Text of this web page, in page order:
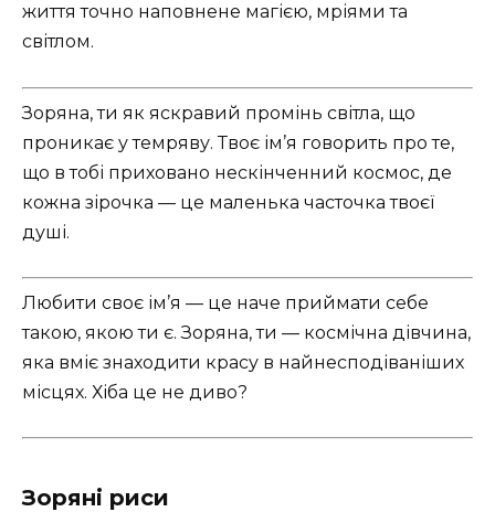
життя точно наповнене магією, мріями та
світлом.
Зоряна, ти як яскравий промінь світла, що
проникає у темряву. Твоє ім’я говорить про те,
що в тобі приховано нескінченний космос, де
кожна зірочка — це маленька часточка твоєї
душі.
Любити своє ім’я — це наче приймати себе
такою, якою ти є. Зоряна, ти — космічна дівчина,
яка вміє знаходити красу в найнесподіваніших
місцях. Хіба це не диво?
Зоряні риси